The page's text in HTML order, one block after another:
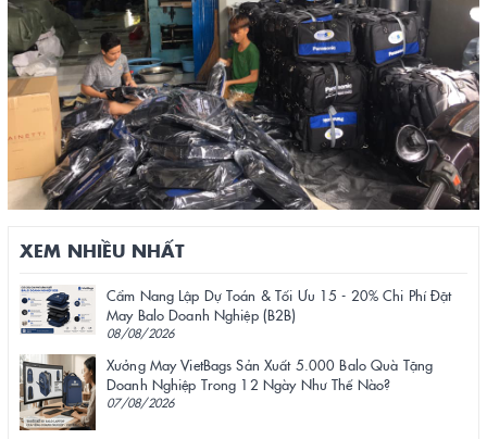
XEM NHIỀU NHẤT
Cẩm Nang Lập Dự Toán & Tối Ưu 15 - 20% Chi Phí Đặt
May Balo Doanh Nghiệp (B2B)
08/08/2026
Xưởng May VietBags Sản Xuất 5.000 Balo Quà Tặng
Doanh Nghiệp Trong 12 Ngày Như Thế Nào?
07/08/2026